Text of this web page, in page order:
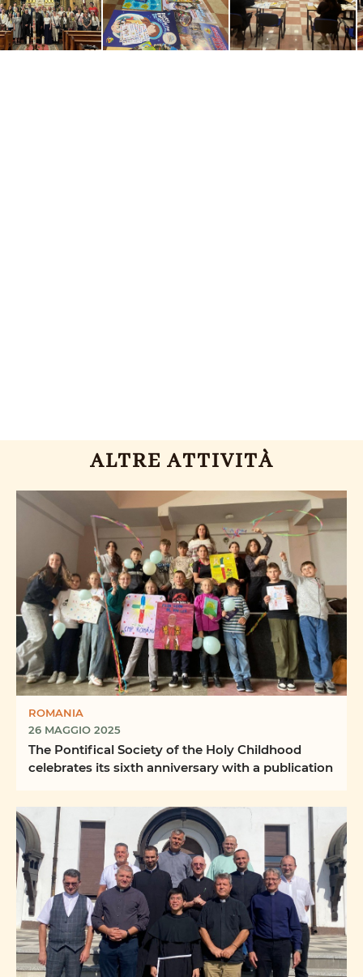
ALTRE ATTIVITÀ
ROMANIA
26 MAGGIO 2025
The Pontifical Society of the Holy Childhood
celebrates its sixth anniversary with a publication